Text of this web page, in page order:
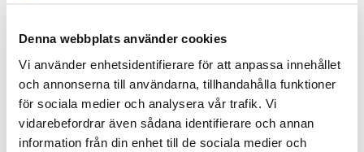
Denna webbplats använder cookies
Vi använder enhetsidentifierare för att anpassa innehållet
och annonserna till användarna, tillhandahålla funktioner
för sociala medier och analysera vår trafik. Vi
vidarebefordrar även sådana identifierare och annan
information från din enhet till de sociala medier och
Kompetens som gör skillnad för alla
företag som vill finna sitt rätta värde.